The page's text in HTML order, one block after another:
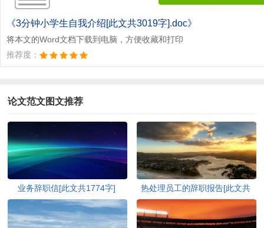
《3分钟小学生自我介绍[此文共3019字].doc》
将本文的Word文档下载到电脑，方便收藏和打印
推荐度：
论文范文图文推荐
业务辞职信[此文共1774字]
热处理员工的辞职报告[此文共
2540字]